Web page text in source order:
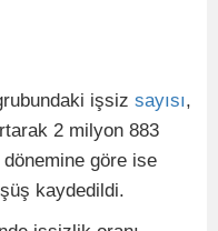
işsiz sayısı,
2 milyon 883
dönemine göre ise
kaydedildi.